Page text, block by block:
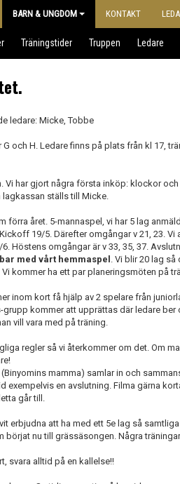
BARN & UNGDOM KONTAKT
Träningstider Truppen Ledare
ledare: Micke, Tobbe
och H. Ledare finns på plats från kl 17,
Vi har gjort några första inköp: klockor
ställs till Micke.
förra året. 5-mannaspel, vi har 5 lag
19/5. Därefter omgångar v 21, 23. Vi
Höstens omgångar är v 33, 35, 37.
med vårt hemmaspel . Vi blir 20 lag
Vi kommer ha ett par planeringsmöten på
inom kort få hjälp av 2 spelare från
grupp kommer att upprättas där ledare ber
vill vara med på träning.
regler så vi återkommer om det. Om
mamma) samlar in och
exempelvis en avslutning. Filma gärna
går till.
erbjudna att ha med ett 5e lag så
nu till grässäsongen. Några träningar
svara alltid på en kallelse!!